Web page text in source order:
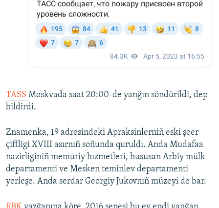
TASS Moskvada saat 20:00-de yanğın söndürildi, dep
bildirdi.
Znamenka, 19 adresindeki Apraksinlerniñ eski şeer
çiftligi XVIII asırnıñ soñunda quruldı. Anda Mudafaa
nazirliginiñ memuriy hızmetleri, hususan Arbiy mülk
departamenti ve Mesken teminlev departamenti
yerleşe. Anda serdar Georgiy Jukovnıñ müzeyi de bar.